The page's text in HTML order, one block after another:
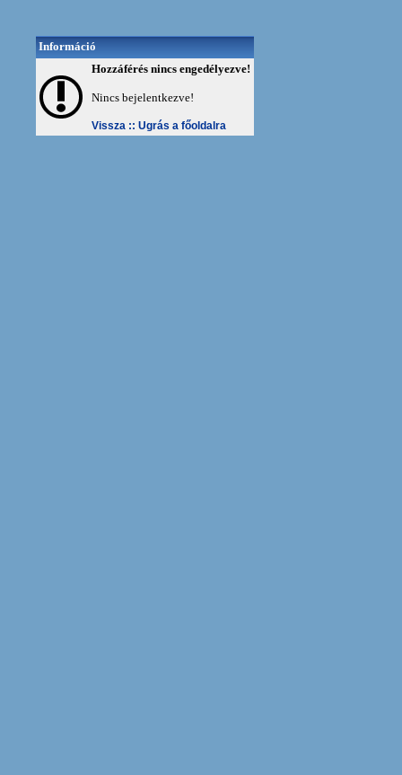
Információ
Hozzáférés nincs engedélyezve!
Nincs bejelentkezve!
Vissza :: Ugrás a főoldalra